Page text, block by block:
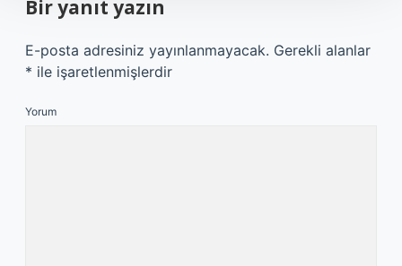
Bir yanıt yazın
E-posta adresiniz yayınlanmayacak. Gerekli alanlar
* ile işaretlenmişlerdir
Yorum